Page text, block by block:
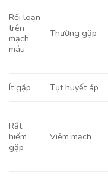
Rối loạn
trên
mạch
máu
Thường gặp
Ít gặp Tụt huyết áp
Rất
hiếm
gặp
Viêm mạch